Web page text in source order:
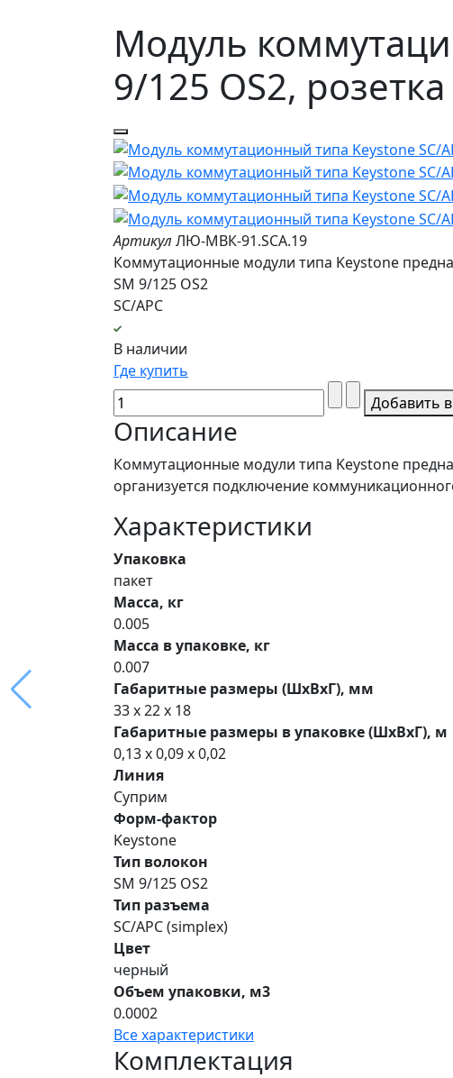
Модуль
9/125 OS2,
Артикул ЛЮ-МВК-91.SCA.19
Коммутационные модули типа Keystone
SM 9/125 OS2
SC/APC
В наличии
Где купить
Добавить
Описание
Коммутационные модули типа Keystone
организуется подключение
Характеристики
Упаковка
пакет
Масса, кг
0.005
Масса в упаковке, кг
0.007
Габаритные размеры (ШхВхГ), мм
33 x 22 x 18
Габаритные размеры в упаковке (ШхВхГ), м
0,13 x 0,09 x 0,02
Линия
Суприм
Форм-фактор
Keystone
Тип волокон
SM 9/125 OS2
Тип разъема
SC/APC (simplex)
Цвет
черный
Объем упаковки, м3
0.0002
Все характеристики
Комплектация